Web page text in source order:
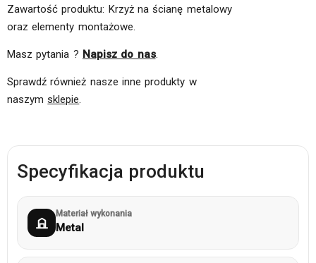
Zawartość produktu: Krzyż na ścianę metalowy
oraz elementy montażowe.
Masz pytania ? Napisz do nas.
Sprawdź również nasze inne produkty w
naszymsklepie.
Specyfikacja produktu
Materiał wykonania
Metal